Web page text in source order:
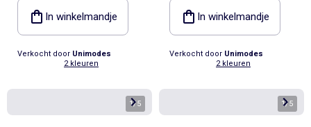
In winkelmandje
Verkocht door Unimodes
2 kleuren
In winkelmandje
Verkocht door Unimodes
2 kleuren
1/5 1/5